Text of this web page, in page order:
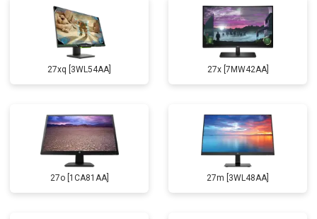
27xq [3WL54AA] 27x [7MW42AA]
27o [1CA81AA] 27m [3WL48AA]